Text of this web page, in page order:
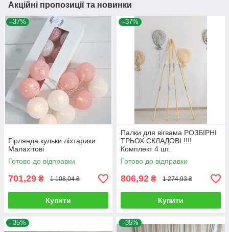
Акційні пропозиції та новинки
–37%
Гірлянда кульки ліхтарики
Малахітові
Готово до відправки
701,29 ₴ 1 108,04 ₴
Купити
–37%
Палки для вігвама РОЗБІРНІ
ТРЬОХ СКЛАДОВІ !!!!
Комплект 4 шт.
Готово до відправки
806,92 ₴ 1 274,93 ₴
Купити
–35% –35%